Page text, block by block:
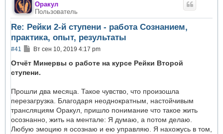
Оракул
Пользователь
Re: Рейки 2-й ступени - работа Сознанием,
практика, опыт, результаты
#41
С
о
щ
н
е
Вт сен 10, 2019 4:17 pm
Отчёт Минервы о работе на курсе Рейки Второй
ступени.
Прошли два месяца. Такое чувство, что произошла
перезагрузка. Благодаря неоднократным, настойчивым
трансляциям Оракул, пришло понимание что такое жить
осознанно, жить на ментале: Я думаю, а потом делаю.
Любую эмоцию я осознаю и ею управляю. Я нахожусь в том,